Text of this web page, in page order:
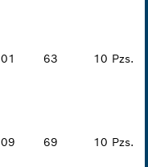
63 10 Pzs.
69 10 Pzs.